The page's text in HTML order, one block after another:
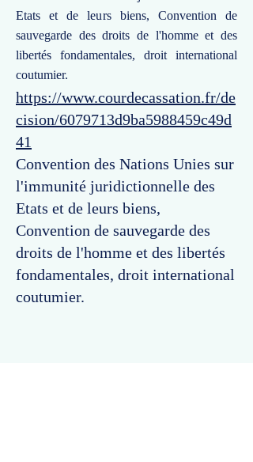
Etats et de leurs biens, Convention de
sauvegarde des droits de l'homme et des
libertés fondamentales, droit international
coutumier.
https://www.courdecassation.fr/de
cision/6079713d9ba5988459c49d
41
Convention des Nations Unies sur
l'immunité juridictionnelle des
Etats et de leurs biens,
Convention de sauvegarde des
droits de l'homme et des libertés
fondamentales, droit international
coutumier.